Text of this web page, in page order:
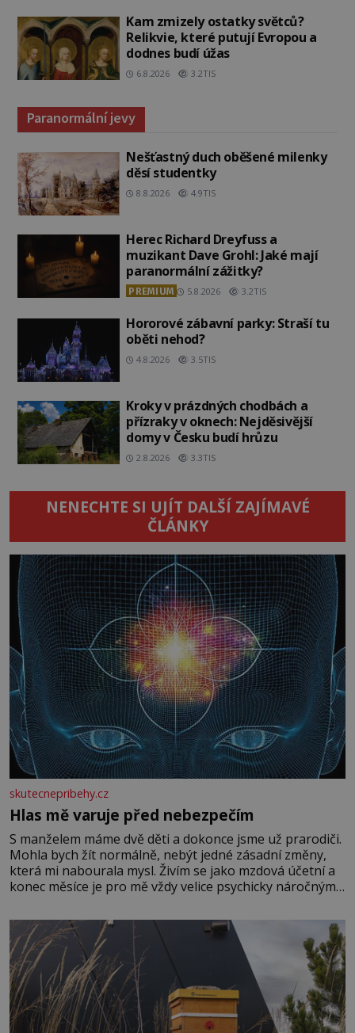
Kam zmizely ostatky světců?
Relikvie, které putují Evropou a
dodnes budí úžas
6.8.2026 3.2TIS
Paranormální jevy
Nešťastný duch oběšené milenky
děsí studentky
8.8.2026 4.9TIS
Herec Richard Dreyfuss a
muzikant Dave Grohl: Jaké mají
paranormální zážitky?
PREMIUM 5.8.2026 3.2TIS
Hororové zábavní parky: Straší tu
oběti nehod?
4.8.2026 3.5TIS
Kroky v prázdných chodbách a
přízraky v oknech: Nejděsivější
domy v Česku budí hrůzu
2.8.2026 3.3TIS
NENECHTE SI UJÍT DALŠÍ ZAJÍMAVÉ
ČLÁNKY
skutecnepribehy.cz
Hlas mě varuje před nebezpečím
S manželem máme dvě děti a dokonce jsme už prarodiči.
Mohla bych žít normálně, nebýt jedné zásadní změny,
která mi nabourala mysl. Živím se jako mzdová účetní a
konec měsíce je pro mě vždy velice psychicky náročným
dál častěji volá o pomoc, co se hlídání týče. Dalo by se